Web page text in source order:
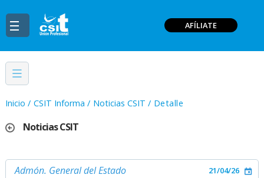
AFÍLIATE
Inicio / CSIT Informa / Noticias CSIT / Detalle
Noticias CSIT
Admón. General del Estado 21/04/26